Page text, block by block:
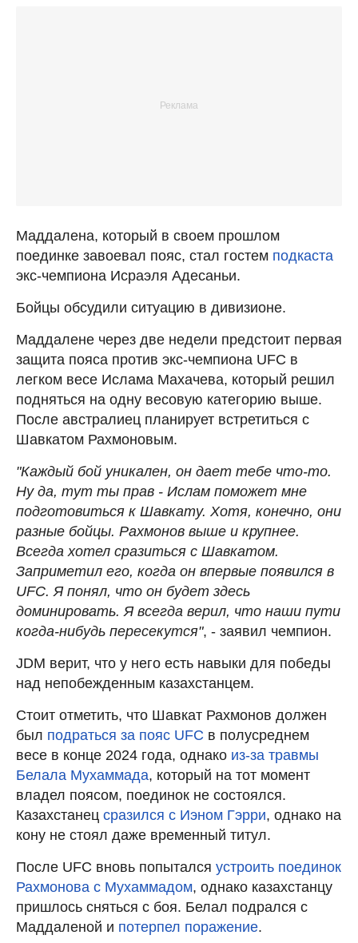
Маддалена, который в своем прошлом
поединке завоевал пояс, стал гостем подкаста
экс-чемпиона Исраэля Адесаньи.
Бойцы обсудили ситуацию в дивизионе.
Маддалене через две недели предстоит первая
защита пояса против экс-чемпиона UFC в
легком весе Ислама Махачева, который решил
подняться на одну весовую категорию выше.
После австралиец планирует встретиться с
Шавкатом Рахмоновым.
"Каждый бой уникален, он дает тебе что-то.
Ну да, тут ты прав - Ислам поможет мне
подготовиться к Шавкату. Хотя, конечно, они
разные бойцы. Рахмонов выше и крупнее.
Всегда хотел сразиться с Шавкатом.
Заприметил его, когда он впервые появился в
UFC. Я понял, что он будет здесь
доминировать. Я всегда верил, что наши пути
когда-нибудь пересекутся", - заявил чемпион.
JDM верит, что у него есть навыки для победы
над непобежденным казахстанцем.
Стоит отметить, что Шавкат Рахмонов должен
был подраться за пояс UFC в полусреднем
весе в конце 2024 года, однако из-за травмы
Белала Мухаммада, который на тот момент
владел поясом, поединок не состоялся.
Казахстанец сразился с Иэном Гэрри, однако на
кону не стоял даже временный титул.
После UFC вновь попытался устроить поединок
Рахмонова с Мухаммадом, однако казахстанцу
пришлось сняться с боя. Белал подрался с
Маддаленой и потерпел поражение.